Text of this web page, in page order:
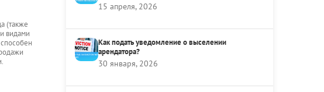
(также
видами
15 апреля, 2026
Как подать уведомление о выселении
арендатора?
30 января, 2026